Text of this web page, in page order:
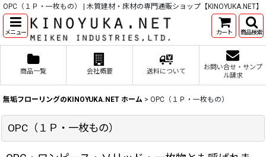
OPC（１Ｐ・一枚もの） | 木質建材・床材の専門通販ショップ【KINOYUKA.NET】
メニュー カート 商品検索
商品一覧 会社概要 送料について
お問い合せ・サンプ
ル請求
無垢フローリングのKINOYUKA.NET ホーム > OPC（１Ｐ・一枚もの）
OPC（１Ｐ・一枚もの）